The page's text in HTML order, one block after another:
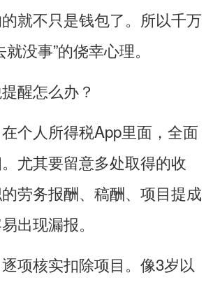
就不只是钱包了。所以千万
没事”的侥幸心理。
怎么办？
人所得税App里面，全面
尤其要留意多处取得的收
劳务报酬、稿酬、项目提成
出现漏报。
核实扣除项目。像3岁以